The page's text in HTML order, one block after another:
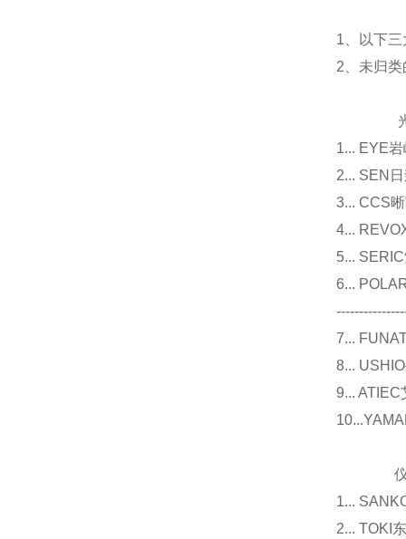
1、以下
2、未归
光源
1... EYE
2... SEN
3... CCS
4...
5...
6...
7...
8...
9...
仪器
1...
2... TOKI